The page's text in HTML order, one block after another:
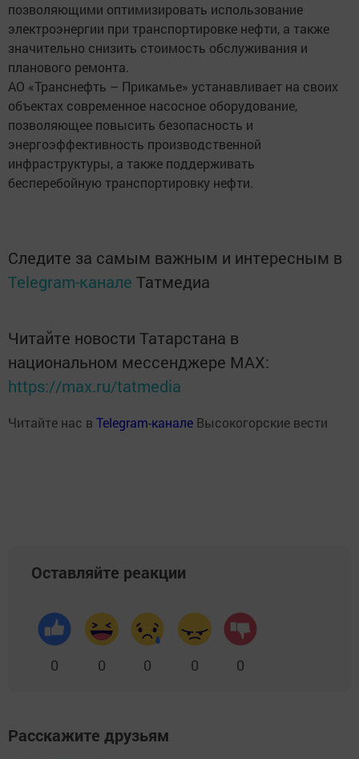
позволяющими оптимизировать использование
электроэнергии при транспортировке нефти, а также
значительно снизить стоимость обслуживания и
планового ремонта.
АО «Транснефть – Прикамье» устанавливает на своих
объектах современное насосное оборудование,
позволяющее повысить безопасность и
энергоэффективность производственной
инфраструктуры, а также поддерживать
бесперебойную транспортировку нефти.
Следите за самым важным и интересным в
Telegram-канале Татмедиа
Читайте новости Татарстана в
национальном мессенджере MАХ:
https://max.ru/tatmedia
Читайте нас в Telegram-канале Высокогорские вести
Оставляйте реакции
0 0 0 0 0
Расскажите друзьям